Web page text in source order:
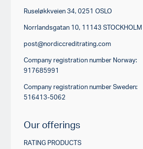
Ruseløkkveien 34, 0251 OSLO
Norrlandsgatan 10, 11143 STOCKHOLM
post@nordiccreditrating.com
Company registration number Norway:
917685991
Company registration number Sweden:
516413-5062
Our offerings
RATING PRODUCTS